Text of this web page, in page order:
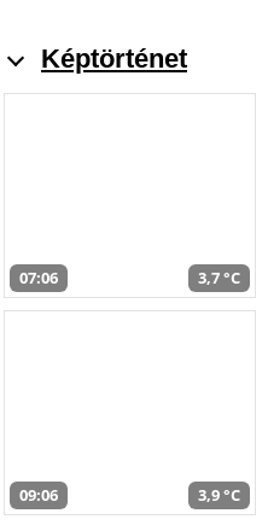
Képtörténet
07:06 3,7 °C
09:06 3,9 °C